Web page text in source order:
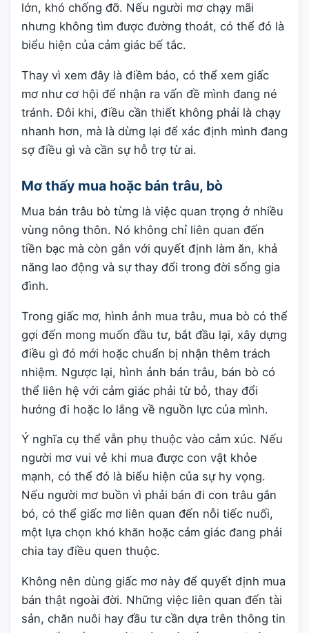
lớn, khó chống đỡ. Nếu người mơ chạy mãi
nhưng không tìm được đường thoát, có thể đó là
biểu hiện của cảm giác bế tắc.
Thay vì xem đây là điềm báo, có thể xem giấc
mơ như cơ hội để nhận ra vấn đề mình đang né
tránh. Đôi khi, điều cần thiết không phải là chạy
nhanh hơn, mà là dừng lại để xác định mình đang
sợ điều gì và cần sự hỗ trợ từ ai.
Mơ thấy mua hoặc bán trâu, bò
Mua bán trâu bò từng là việc quan trọng ở nhiều
vùng nông thôn. Nó không chỉ liên quan đến
tiền bạc mà còn gắn với quyết định làm ăn, khả
năng lao động và sự thay đổi trong đời sống gia
đình.
Trong giấc mơ, hình ảnh mua trâu, mua bò có thể
gợi đến mong muốn đầu tư, bắt đầu lại, xây dựng
điều gì đó mới hoặc chuẩn bị nhận thêm trách
nhiệm. Ngược lại, hình ảnh bán trâu, bán bò có
thể liên hệ với cảm giác phải từ bỏ, thay đổi
hướng đi hoặc lo lắng về nguồn lực của mình.
Ý nghĩa cụ thể vẫn phụ thuộc vào cảm xúc. Nếu
người mơ vui vẻ khi mua được con vật khỏe
mạnh, có thể đó là biểu hiện của sự hy vọng.
Nếu người mơ buồn vì phải bán đi con trâu gắn
bó, có thể giấc mơ liên quan đến nỗi tiếc nuối,
một lựa chọn khó khăn hoặc cảm giác đang phải
chia tay điều quen thuộc.
Không nên dùng giấc mơ này để quyết định mua
bán thật ngoài đời. Những việc liên quan đến tài
sản, chăn nuôi hay đầu tư cần dựa trên thông tin